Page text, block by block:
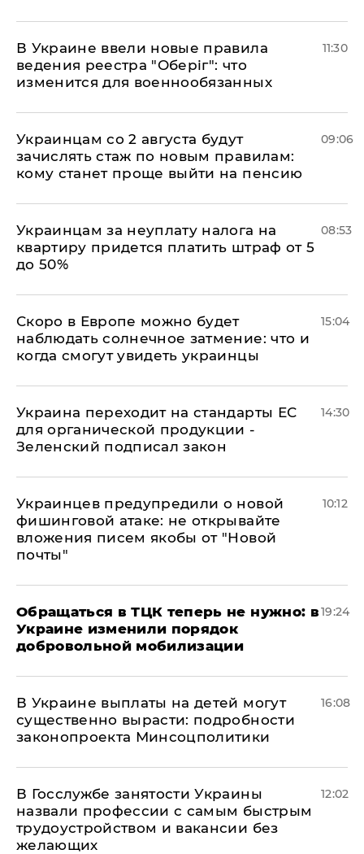
В Украине ввели новые правила
ведения реестра "Оберіг": что
изменится для военнообязанных
11:30
Украинцам со 2 августа будут
зачислять стаж по новым правилам:
кому станет проще выйти на пенсию
09:06
Украинцам за неуплату налога на
квартиру придется платить штраф от 5
до 50%
08:53
Скоро в Европе можно будет
наблюдать солнечное затмение: что и
когда смогут увидеть украинцы
15:04
Украина переходит на стандарты ЕС
для органической продукции -
Зеленский подписал закон
14:30
Украинцев предупредили о новой
фишинговой атаке: не открывайте
вложения писем якобы от "Новой
почты"
10:12
Обращаться в ТЦК теперь не нужно: в
Украине изменили порядок
добровольной мобилизации
19:24
В Украине выплаты на детей могут
существенно вырасти: подробности
законопроекта Минсоцполитики
16:08
В Госслужбе занятости Украины
назвали профессии с самым быстрым
трудоустройством и вакансии без
желающих
12:02